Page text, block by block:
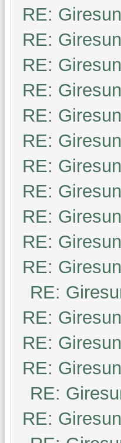
RE:
RE:
RE:
RE:
RE:
RE:
RE:
RE:
RE:
RE:
RE:
RE:
RE:
RE:
RE:
RE:
RE: